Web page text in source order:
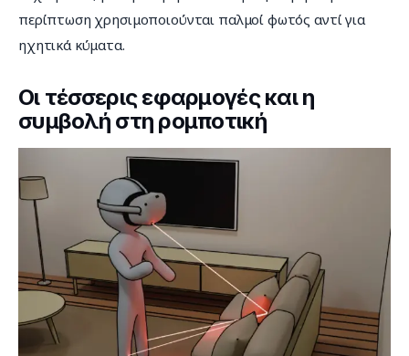
περίπτωση χρησιμοποιούνται παλμοί φωτός αντί για
ηχητικά κύματα.
Οι τέσσερις εφαρμογές και η
συμβολή στη ρομποτική